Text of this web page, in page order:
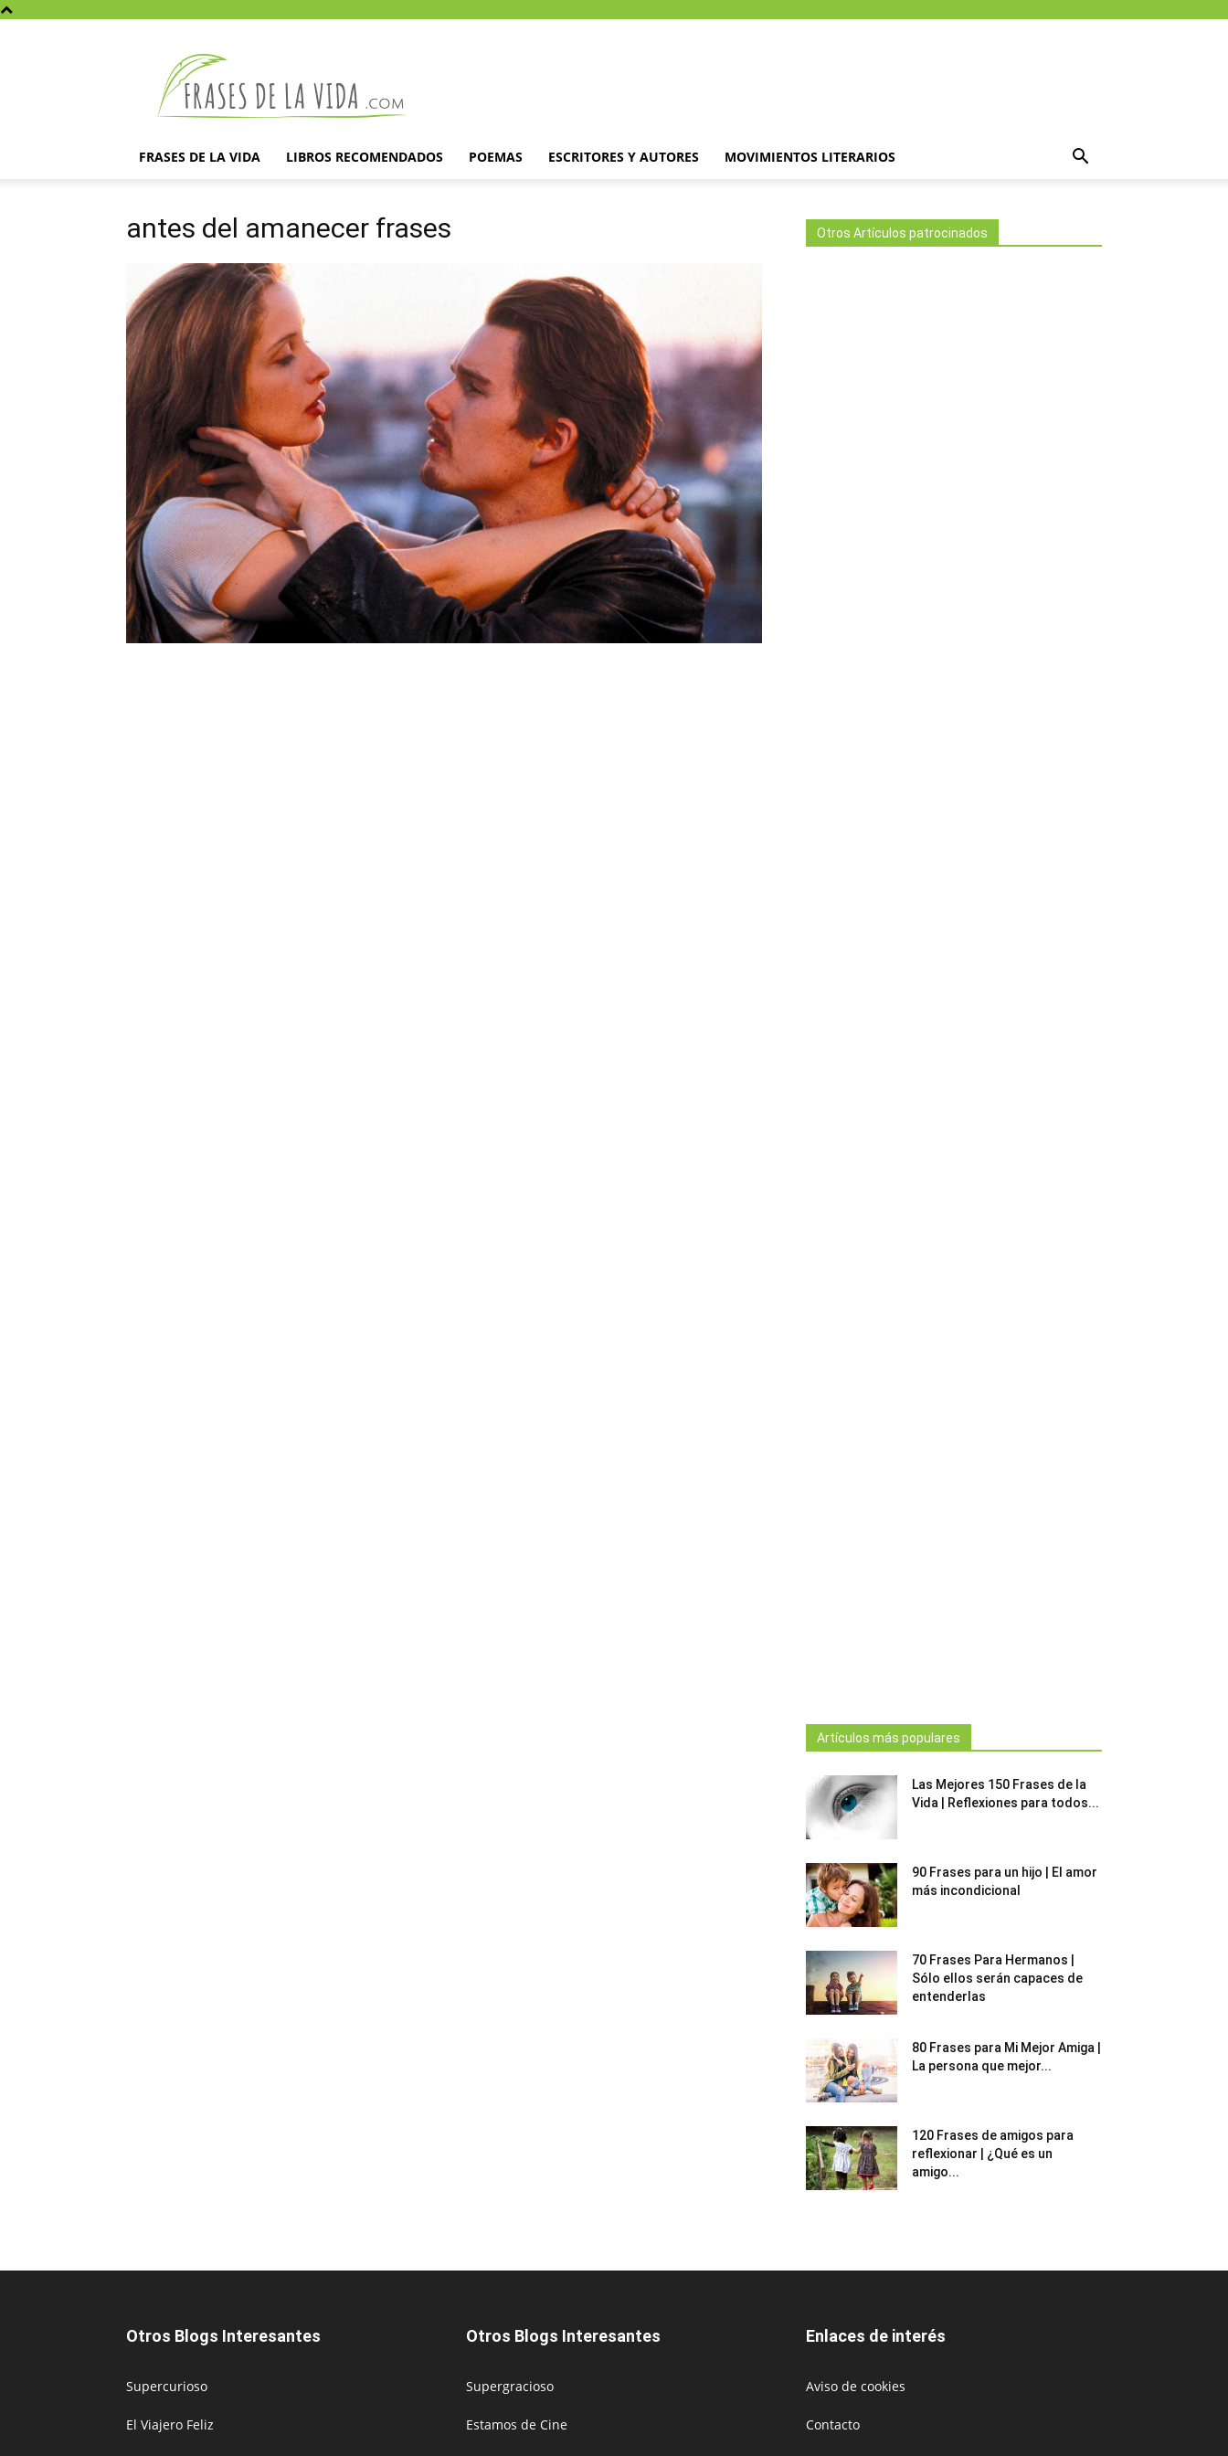
la
vida
FRASES DE LA VIDA LIBROS RECOMENDADOS POEMAS ESCRITORES Y AUTORES MOVIMIENTOS LITERARIOS
antes del amanecer frases Otros Artículos patrocinados
Artículos más populares
Las Mejores 150 Frases de la
Vida | Reflexiones para todos...
90 Frases para un hijo | El amor
más incondicional
70 Frases Para Hermanos |
Sólo ellos serán capaces de
entenderlas
80 Frases para Mi Mejor Amiga |
La persona que mejor...
120 Frases de amigos para
reflexionar | ¿Qué es un
amigo...
Otros Blogs Interesantes
Supercurioso
El Viajero Feliz
Otros Blogs Interesantes
Supergracioso
Estamos de Cine
Enlaces de interés
Aviso de cookies
Contacto